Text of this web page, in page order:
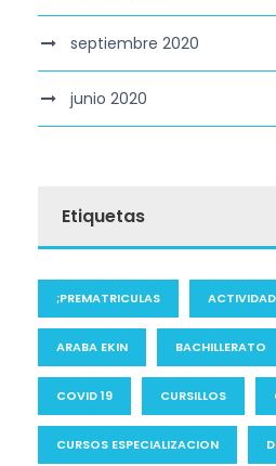
septiembre 2020
junio 2020
Etiquetas
;PREMATRICULAS
ARABA EKIN BACHILLERATO
COVID 19 CURSILLOS
CURSOS ESPECIALIZACION